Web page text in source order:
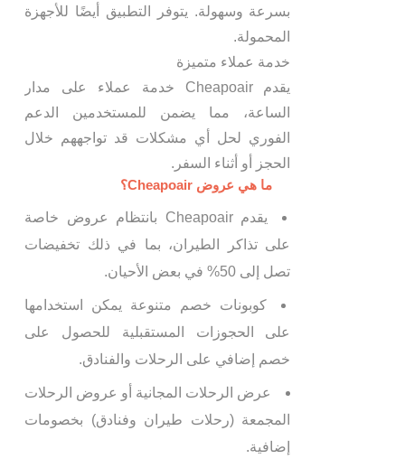
بسرعة وسهولة. يتوفر التطبيق أيضًا للأجهزة
المحمولة.
خدمة عملاء متميزة
يقدم Cheapoair خدمة عملاء على مدار
الساعة، مما يضمن للمستخدمين الدعم
الفوري لحل أي مشكلات قد تواجههم خلال
الحجز أو أثناء السفر.
ما هي عروض Cheapoair؟
يقدم Cheapoair بانتظام عروض خاصة
على تذاكر الطيران، بما في ذلك تخفيضات
تصل إلى 50% في بعض الأحيان.
كوبونات خصم متنوعة يمكن استخدامها
على الحجوزات المستقبلية للحصول على
خصم إضافي على الرحلات والفنادق.
عرض الرحلات المجانية أو عروض الرحلات
المجمعة (رحلات طيران وفنادق) بخصومات
إضافية.